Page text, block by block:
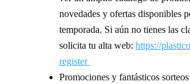
novedades y ofertas disponibles
temporada. Si aún no tienes las
solicita tu alta web: https://
register
Promociones y fantásticos sorteos